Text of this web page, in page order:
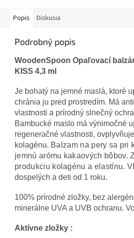
Popis Diskusia
Podrobný popis
WoodenSpoon Opaľovací
KISS 4,3 ml
Je bohatý na jemné maslá, ktoré
chránia ju pred prostredím. Má
vlastnosti a prírodný slnečný
Bambucké maslo má výnimočné
regeneračné vlastnosti,
kolagénu. Balzam na pery sa pri
jemnú arómu kakaových bôbov.
produkciu kolagénu a elastínu.
dospelých a deti od 1 roku.
100% prírodné zložky, bez
minerálne UVA a UVB ochranu.
Aktívne zložky :